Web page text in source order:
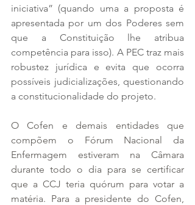
iniciativa” (quando uma a proposta é
apresentada por um dos Poderes sem
que a Constituição lhe atribua
competência para isso). A PEC traz mais
robustez jurídica e evita que ocorra
possíveis judicializações, questionando
a constitucionalidade do projeto.
O Cofen e demais entidades que
compõem o Fórum Nacional da
Enfermagem estiveram na Câmara
durante todo o dia para se certificar
que a CCJ teria quórum para votar a
matéria. Para a presidente do Cofen,